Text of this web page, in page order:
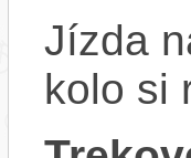
Jízda
kolo si